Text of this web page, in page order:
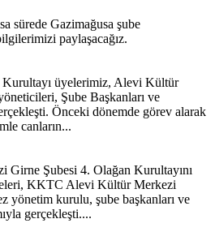
sürede Gazimağusa şube
paylaşacağız.
üyelerimiz, Alevi Kültür
Şube Başkanları ve
Önceki dönemde görev alarak
canların...
Şubesi 4. Olağan Kurultayını
KKTC Alevi Kültür Merkezi
yönetim kurulu, şube başkanları ve
gerçekleşti....